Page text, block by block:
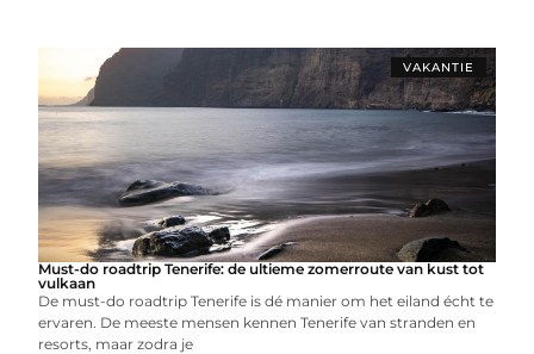
VAKANTIE
Must-do roadtrip Tenerife: de ultieme zomerroute van kust tot
vulkaan
De must-do roadtrip Tenerife is dé manier om het eiland écht te
ervaren. De meeste mensen kennen Tenerife van stranden en
resorts, maar zodra je